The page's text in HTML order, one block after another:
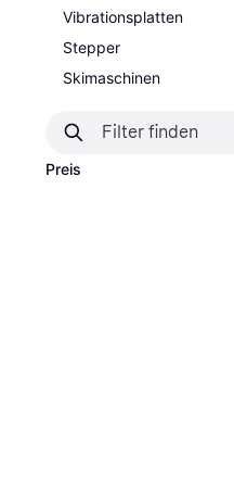
Vibrationsplatten
Stepper
Skimaschinen
Preis